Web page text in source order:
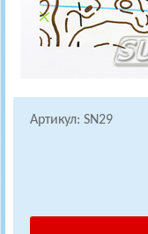
Артикул: SN29